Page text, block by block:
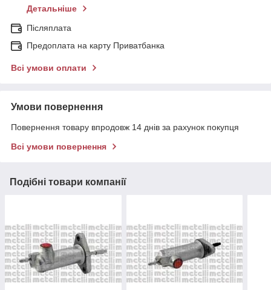
Детальніше
Післяплата
Предоплата на карту Приватбанка
Всі умови оплати
Умови повернення
Повернення товару впродовж 14 днів за рахунок покупця
Всі умови повернення
Подібні товари компанії